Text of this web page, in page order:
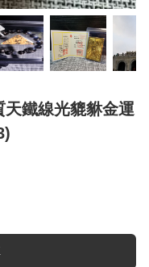
鐵線光貔貅金運